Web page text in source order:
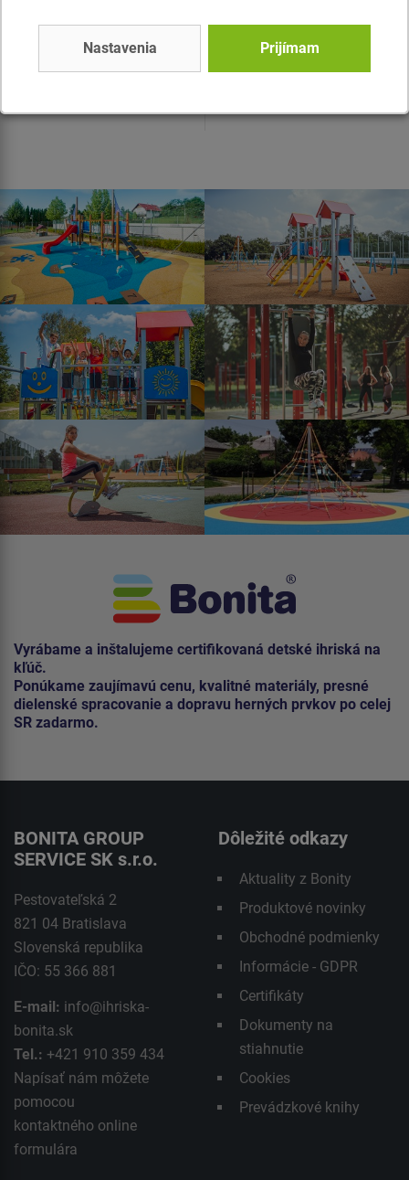
Sedátko Matka a dieťa,
ktorého konštrukcia umožňuje
spoločné hojdanie a dospelého
sprievodu.
Sedátko Špeciál - HDPE s
vložkou tlmiacou nárazy,
vrátane 2 ks reťazí (1,8 m).
Vyrábame a inštalujeme certifikovaná detské ihriská na
kľúč.
Ponúkame zaujímavú cenu, kvalitné materiály, presné
dielenské spracovanie a dopravu herných prvkov po celej
SR zadarmo.
BONITA GROUP
SERVICE SK s.r.o.
Pestovateľská 2
821 04 Bratislava
Slovenská republika
IČO: 55 366 881
E-mail: info@ihriska-
bonita.sk
Tel.: +421 910 359 434
Napísať nám môžete
pomocou
kontaktného online
formulára
Dôležité odkazy
Aktuality z Bonity
Produktové novinky
Obchodné podmienky
Informácie - GDPR
Certifikáty
Dokumenty na
stiahnutie
Cookies
Prevádzkové knihy
Nastavenia Prijímam